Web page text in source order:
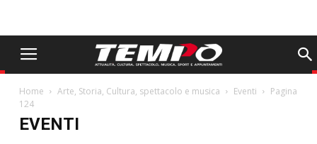
Home Arte, Storia, Cultura, spettacolo e musica Eventi
Pagina
124
EVENTI